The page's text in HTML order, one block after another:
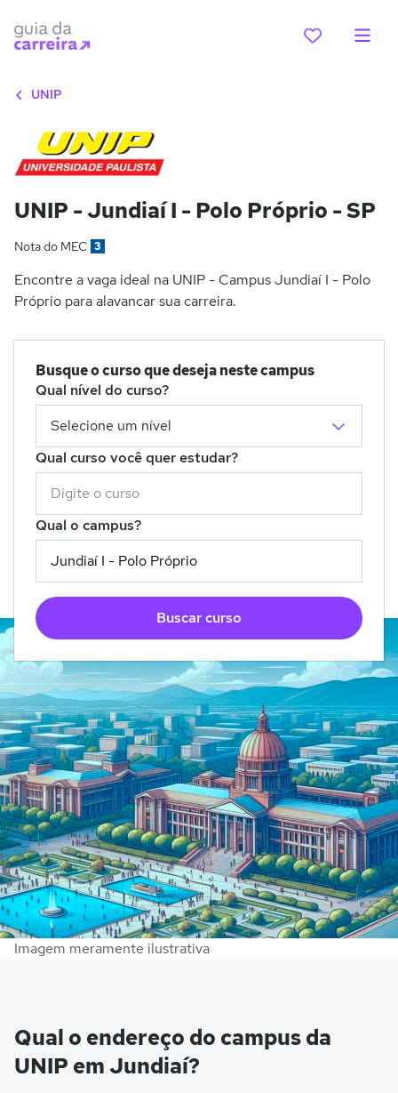
UNIP
UNIP - Jundiaí I - Polo Próprio - SP
Nota do MEC 3
Encontre a vaga ideal na UNIP - Campus Jundiaí I - Polo
Próprio para alavancar sua carreira.
Busque o curso que deseja neste campus
Qual nível do curso?
Qual curso você quer estudar?
Qual o campus?
Buscar curso
Imagem meramente ilustrativa
Qual o endereço do campus da
UNIP em Jundiaí?